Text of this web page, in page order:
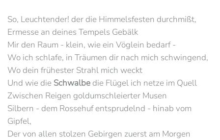
So, Leuchtender! der die Himmelsfesten durchmißt,
Ermesse an deines Tempels Gebälk
Mir den Raum - klein, wie ein Vöglein bedarf -
Wo ich schlafe, in Träumen dir nach mich schwingend,
Wo dein frühester Strahl mich weckt
Und wie die Schwalbe die Flügel ich netze im Quell
Zwischen Reigen goldumschleierter Musen
Silbern - dem Rossehuf entsprudelnd - hinab vom
Gipfel,
Der von allen stolzen Gebirgen zuerst am Morgen